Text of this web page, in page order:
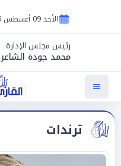
الأحد 09 أغسطس 2026
رئيس مجلس الإدارة
محمد جودة الشاعر
ترندات